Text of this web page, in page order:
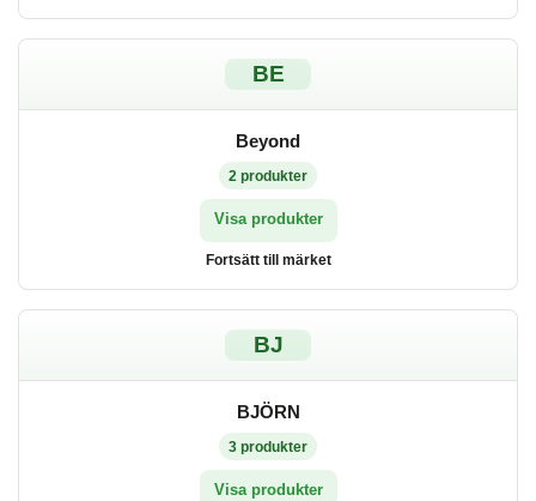
BE
Beyond
2 produkter
Visa produkter
Fortsätt till märket
BJ
BJÖRN
3 produkter
Visa produkter